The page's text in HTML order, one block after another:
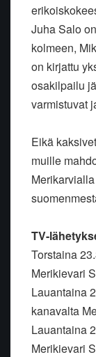
Juha Salo
kolmeen,
on kirjattu
osakilpailu
varmistuvat
Eikä
muille
TV-
Torstaina
Merikievari
Lauantaina
kanavalta
Lauantaina
Merikievari